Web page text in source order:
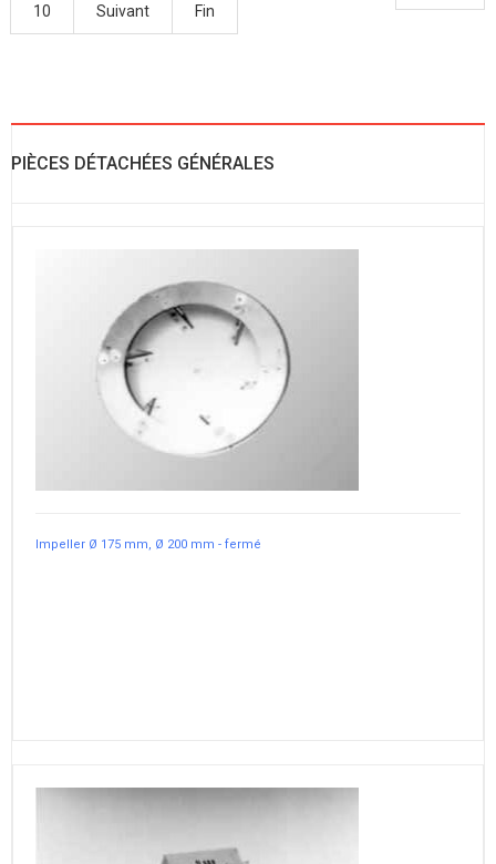
10 Suivant Fin
PIÈCES DÉTACHÉES GÉNÉRALES
Impeller Ø 175 mm, Ø 200 mm - fermé